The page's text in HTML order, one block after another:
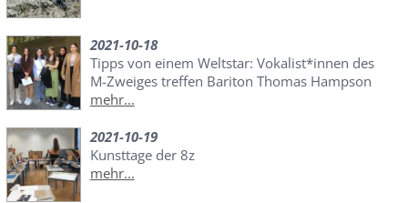
2021-10-18
Tipps von einem Weltstar: Vokalist*innen des
M-Zweiges treffen Bariton Thomas Hampson
mehr...
2021-10-19
Kunsttage der 8z
mehr...